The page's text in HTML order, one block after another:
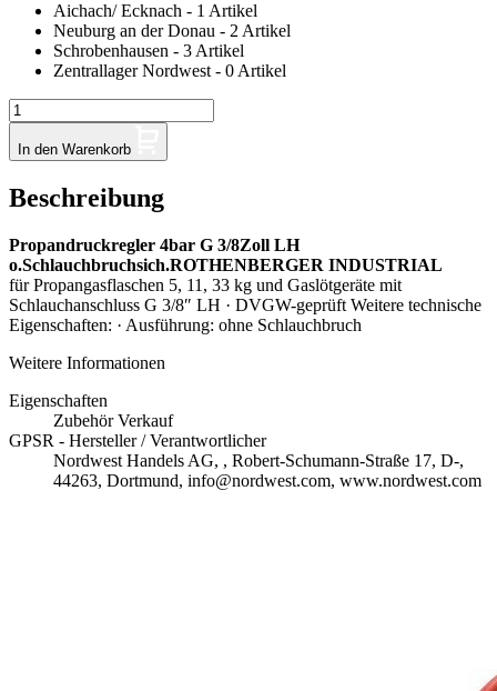
Aichach/ Ecknach - 1 Artikel
Neuburg an der Donau - 2 Artikel
Schrobenhausen - 3 Artikel
Zentrallager Nordwest - 0 Artikel
In den Warenkorb
Beschreibung
Propandruckregler 4bar G 3/8Zoll LH
o.Schlauchbruchsich.ROTHENBERGER INDUSTRIAL
für Propangasflaschen 5, 11, 33 kg und Gaslötgeräte mit
Schlauchanschluss G 3/8″ LH · DVGW-geprüft Weitere technische
Eigenschaften: · Ausführung: ohne Schlauchbruch
Weitere Informationen
Eigenschaften
Zubehör Verkauf
GPSR - Hersteller / Verantwortlicher
Nordwest Handels AG, , Robert-Schumann-Straße 17, D-,
44263, Dortmund, info@nordwest.com, www.nordwest.com